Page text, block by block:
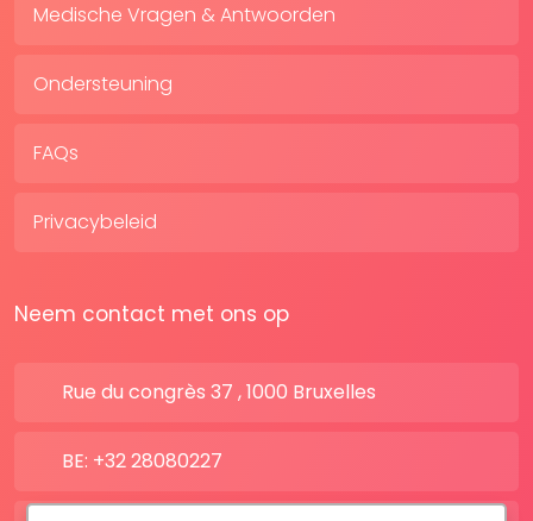
Medische Vragen & Antwoorden
Ondersteuning
FAQs
Privacybeleid
Neem contact met ons op
Rue du congrès 37 , 1000 Bruxelles
BE: +32 28080227